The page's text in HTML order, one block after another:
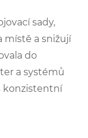
sady,
místě a snižují
do
a systémů
konzistentní